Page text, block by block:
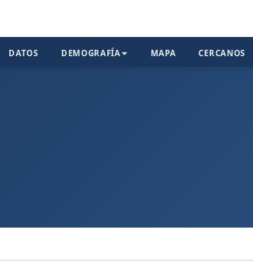
DATOS DEMOGRAFÍA MAPA CERCANOS